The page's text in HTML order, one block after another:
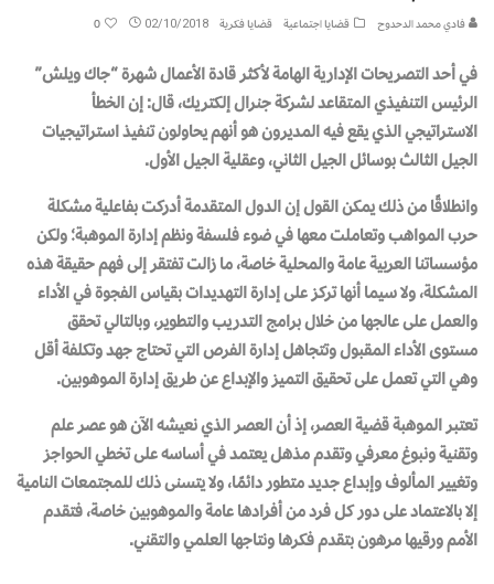
فادي محمد الدحدوح قضايا اجتماعية قضايا فكرية 02/10/2018
0
في أحد التصريحات الإدارية الهامة لأكثر قادة الأعمال شهرة “جاك ويلش”
الرئيس التنفيذي المتقاعد لشركة جنرال إلكتريك، قال: إن الخطأ
الاستراتيجي الذي يقع فيه المديرون هو أنهم يحاولون تنفيذ استراتيجيات
الجيل الثالث بوسائل الجيل الثاني، وعقلية الجيل الأول.
وانطلاقًا من ذلك يمكن القول إن الدول المتقدمة أدركت بفاعلية مشكلة
حرب المواهب وتعاملت معها في ضوء فلسفة ونظم إدارة الموهبة؛ ولكن
مؤسساتنا العربية عامة والمحلية خاصة، ما زالت تفتقر إلى فهم حقيقة هذه
المشكلة، ولا سيما أنها تركز على إدارة التهديدات بقياس الفجوة في الأداء
والعمل على عالجها من خلال برامج التدريب والتطوير، وبالتالي تحقق
مستوى الأداء المقبول وتتجاهل إدارة الفرص التي تحتاج جهد وتكلفة أقل
وهي التي تعمل على تحقيق التميز والإبداع عن طريق إدارة الموهوبين.
تعتبر الموهبة قضية العصر، إذ أن العصر الذي نعيشه الآن هو عصر علم
وتقنية ونبوغ معرفي وتقدم مذهل يعتمد في أساسه على تخطي الحواجز
وتغيير المألوف وإبداع جديد متطور دائمًا، ولا يتسنى ذلك للمجتمعات النامية
إلا بالاعتماد على دور كل فرد من أفرادها عامة والموهوبين خاصة، فتقدم
الأمم ورقيها مرهون بتقدم فكرها ونتاجها العلمي والتقني.